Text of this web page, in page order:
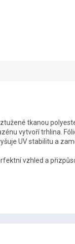
A
tkanou
vytvoří trhlina.
UV stabilitu a
vzhled a